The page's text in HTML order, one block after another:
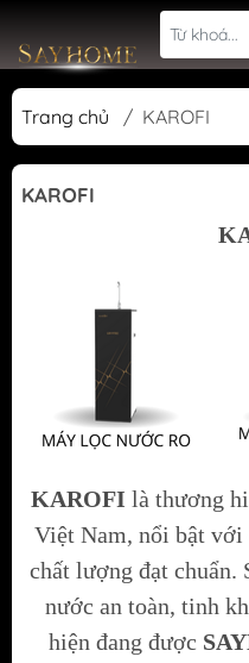
Trang chủ / KAROFI
KAROFI
KAROFI là thương
Việt Nam, nổi bật với
chất lượng đạt chuẩn.
nước an toàn, tinh
hiện đang được